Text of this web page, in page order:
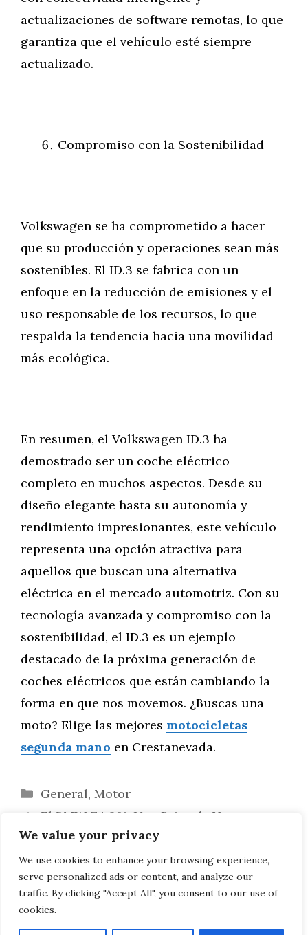
We value your privacy
We use cookies to enhance your browsing experience,
serve personalized ads or content, and analyze our
traffic. By clicking "Accept All", you consent to our use of
cookies.
actualizaciones de software remotas, lo que
garantiza que el vehículo esté siempre
actualizado.
Compromiso con la Sostenibilidad
Volkswagen se ha comprometido a hacer
que su producción y operaciones sean más
sostenibles. El ID.3 se fabrica con un
enfoque en la reducción de emisiones y el
uso responsable de los recursos, lo que
respalda la tendencia hacia una movilidad
más ecológica.
En resumen, el Volkswagen ID.3 ha
demostrado ser un coche eléctrico
completo en muchos aspectos. Desde su
diseño elegante hasta su autonomía y
rendimiento impresionantes, este vehículo
representa una opción atractiva para
aquellos que buscan una alternativa
eléctrica en el mercado automotriz. Con su
tecnología avanzada y compromiso con la
sostenibilidad, el ID.3 es un ejemplo
destacado de la próxima generación de
coches eléctricos que están cambiando la
forma en que nos movemos. ¿Buscas una
moto? Elige las mejores motocicletas
segunda mano en Crestanevada.
Categorías
General, Motor
El BMW Z4 20i: Una Brisa de Verano
Ligeramente Demasiado Suave
Multas por Subir tu Patinete Eléctrico al
Transporte Público: Lo que Debes Saber